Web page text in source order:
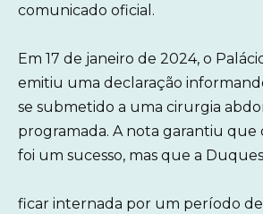
comunicado oficial.
Em 17 de janeiro de 2024, o
emitiu uma declaração
se submetido a uma cirurgia
programada. A nota garantiu
foi um sucesso, mas que a
ficar internada por um período de